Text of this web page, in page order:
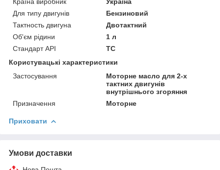
Для типу двигунів
Бензиновий
Тактность двигуна
Двотактний
Об'єм рідини
1 л
Стандарт API
TC
Користувацькі характеристики
Застосування
Моторне масло для 2-х
тактних двигунів
внутрішнього згоряння
Призначення
Моторне
Приховати
Умови доставки